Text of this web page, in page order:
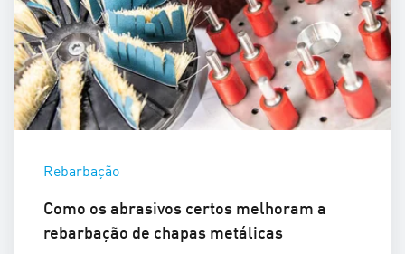
Rebarbação
Como os abrasivos certos melhoram a
rebarbação de chapas metálicas